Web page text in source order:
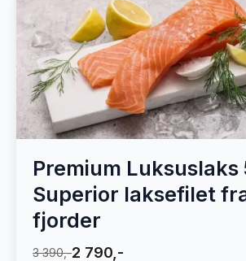
Premium Luksuslaks
Superior laksefilet
fjorder
3 390,-2 790,-